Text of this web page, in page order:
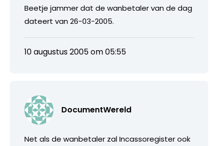
Beetje jammer dat de wanbetaler van de dag
dateert van 26-03-2005.
10 augustus 2005 om 05:55
DocumentWereld
Net als de wanbetaler zal Incassoregister ook